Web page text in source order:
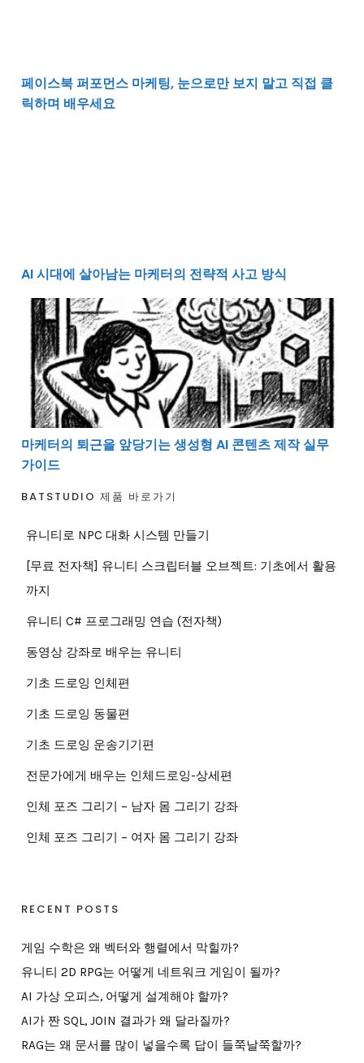
페이스북 퍼포먼스 마케팅, 눈으로만 보지 말고 직접 클
릭하며 배우세요
AI 시대에 살아남는 마케터의 전략적 사고 방식
마케터의 퇴근을 앞당기는 생성형 AI 콘텐츠 제작 실무
마케터의 퇴근을 앞당기는 생성형 AI 콘텐츠 제작 실무
가이드
BATSTUDIO 제품 바로가기
유니티로 NPC 대화 시스템 만들기
[무료 전자책] 유니티 스크립터블 오브젝트: 기초에서 활용
까지
유니티 C# 프로그래밍 연습 (전자책)
동영상 강좌로 배우는 유니티
기초 드로잉 인체편
기초 드로잉 동물편
기초 드로잉 운송기기편
전문가에게 배우는 인체드로잉-상세편
인체 포즈 그리기 – 남자 몸 그리기 강좌
인체 포즈 그리기 – 여자 몸 그리기 강좌
RECENT POSTS
게임 수학은 왜 벡터와 행렬에서 막힐까?
유니티 2D RPG는 어떻게 네트워크 게임이 될까?
AI 가상 오피스, 어떻게 설계해야 할까?
AI가 짠 SQL, JOIN 결과가 왜 달라질까?
RAG는 왜 문서를 많이 넣을수록 답이 들쭉날쭉할까?